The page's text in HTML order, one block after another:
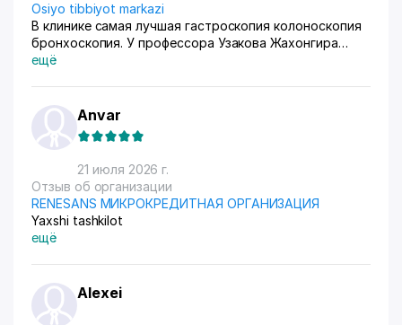
Osiyo tibbiyot markazi
В клинике самая лучшая гастроскопия колоноскопия
бронхоскопия. У профессора Узакова Жахонгира
Низамовича.
ещё
Anvar
21 июля 2026 г.
Отзыв об организации
RENESANS МИКРОКРЕДИТНАЯ ОРГАНИЗАЦИЯ
Yaxshi tashkilot
ещё
Alexei